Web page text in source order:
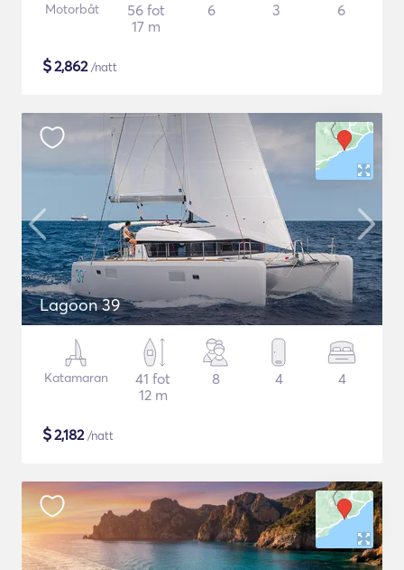
Motorbåt
56 fot
17 m
6 3 6
$2,862/natt
Lagoon 39
Katamaran
41 fot
12 m
8 4 4
$2,182/natt